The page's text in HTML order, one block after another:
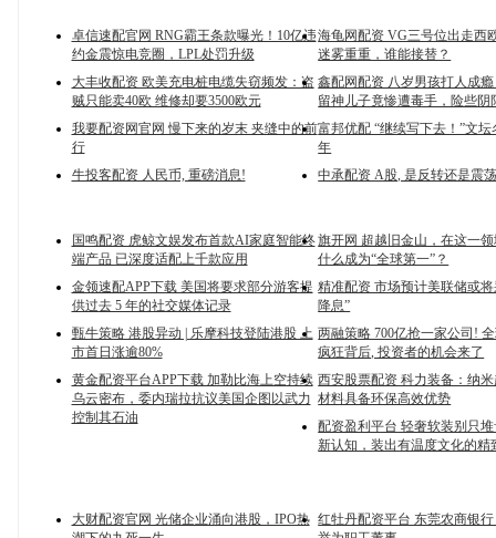
卓信速配官网 RNG霸王条款曝光！10亿违
约金震惊电竞圈，LPL处罚升级
海龟网配资 VG三号位出走西
迷雾重重，谁能接替？
大丰收配资 欧美充电桩电缆失窃频发：盗
贼只能卖40欧 维修却要3500欧元
鑫配网配资 八岁男孩打人成
留神儿子竟惨遭毒手，险些阴
我要配资网官网 慢下来的岁末 夹缝中的前
行
富邦优配 “继续写下去！”文
年
牛投客配资 人民币, 重磅消息!
中承配资 A股, 是反转还是震
国鸣配资 虎鲸文娱发布首款AI家庭智能终
端产品 已深度适配上千款应用
旗开网 超越旧金山，在这一
什么成为“全球第一”？
金领速配APP下载 美国将要求部分游客提
供过去 5 年的社交媒体记录
精准配资 市场预计美联储或
降息”
甄牛策略 港股异动 | 乐摩科技登陆港股 上
市首日涨逾80%
两融策略 700亿抢一家公司!
疯狂背后, 投资者的机会来了
黄金配资平台APP下载 加勒比海上空持续
乌云密布，委内瑞拉抗议美国企图以武力
控制其石油
西安股票配资 科力装备：纳
材料具备环保高效优势
配资盈利平台 轻奢软装别只
新认知，装出有温度文化的精
大财配资官网 光储企业涌向港股，IPO热 红牡丹配资平台 东莞农商银